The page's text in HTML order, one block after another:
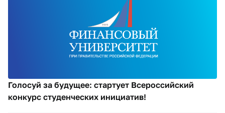
Голосуй за будущее: стартует Всероссийский
конкурс студенческих инициатив!